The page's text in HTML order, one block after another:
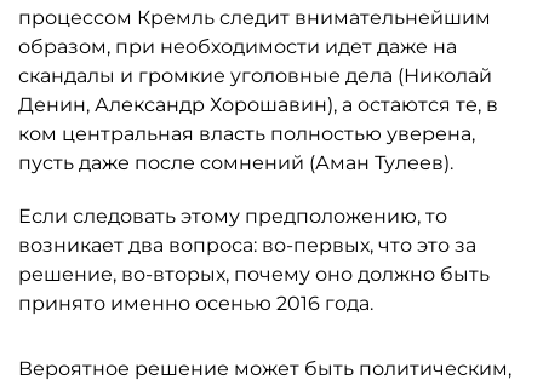
процессом Кремль следит внимательнейшим
образом, при необходимости идет даже на
скандалы и громкие уголовные дела (Николай
Денин, Александр Хорошавин), а остаются те, в
ком центральная власть полностью уверена,
пусть даже после сомнений (Аман Тулеев).
Если следовать этому предположению, то
возникает два вопроса: во-первых, что это за
решение, во-вторых, почему оно должно быть
принято именно осенью 2016 года.
Вероятное решение может быть политическим,